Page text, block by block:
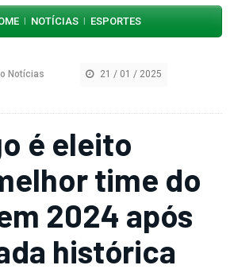
NOTÍCIAS ESPORTES
Notícias 21 / 01 / 2025
é eleito
time do
2024 após
histórica